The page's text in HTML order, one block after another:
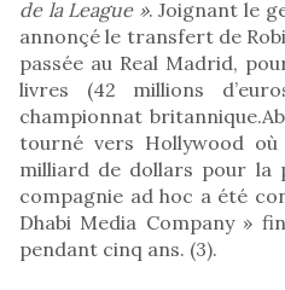
de la League ». Joignant le
annonçé le transfert de
passée au Real Madrid,
livres (42 millions
championnat
tourné vers Hollywood où
milliard de dollars pour la
compagnie ad hoc a été
Dhabi Media Company »
pendant cinq ans. (3).